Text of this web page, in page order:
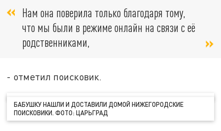
Нам она поверила только благодаря тому,
что мы были в режиме онлайн на связи с её
родственниками,
- отметил поисковик.
БАБУШКУ НАШЛИ И ДОСТАВИЛИ ДОМОЙ НИЖЕГОРОДСКИЕ
ПОИСКОВИКИ. ФОТО: ЦАРЬГРАД